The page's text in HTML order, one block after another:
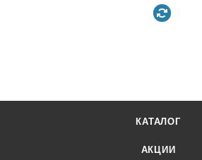
КАТАЛОГ
АКЦИИ